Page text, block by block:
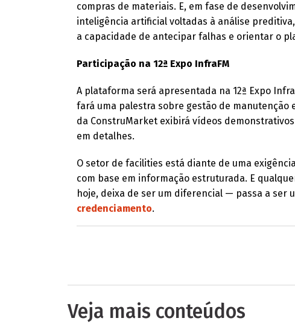
compras de materiais. E, em fase de
inteligência artificial voltadas à análise
a capacidade de antecipar falhas e orientar o
Participação na 12ª Expo InfraFM
A plataforma será apresentada na 12ª Expo
fará uma palestra sobre gestão de manutenção
da ConstruMarket exibirá vídeos
em detalhes.
O setor de facilities está diante de uma
com base em informação estruturada. E
hoje, deixa de ser um diferencial — passa a ser
credenciamento.
Veja mais conteúdos